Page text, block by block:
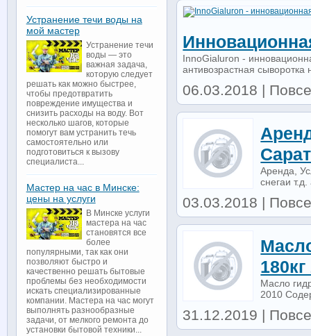
InnoGialuron -
антивозрастная
06.03.2018 |
Аренда,
снегаи
03.03.2018 |
Масло
2010
31.12.2019 |
Устранение течи воды на
мой мастер
Устранение течи
воды — это
важная задача,
которую следует
решать как можно быстрее,
чтобы предотвратить
повреждение имущества и
снизить расходы на воду. Вот
несколько шагов, которые
помогут вам устранить течь
самостоятельно или
подготовиться к вызову
специалиста...
Мастер на час в Минске:
цены на услуги
В Минске услуги
мастера на час
становятся все
более
популярными, так как они
позволяют быстро и
качественно решать бытовые
проблемы без необходимости
искать специализированные
компании. Мастера на час могут
выполнять разнообразные
задачи, от мелкого ремонта до
установки бытовой техники...